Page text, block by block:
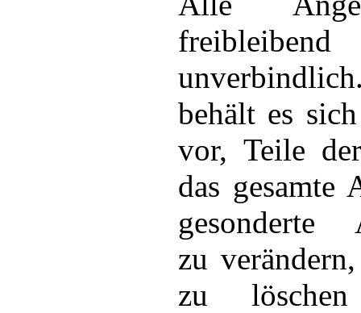
behält es
vor, Teile
das gesamte
gesonderte
zu
zu